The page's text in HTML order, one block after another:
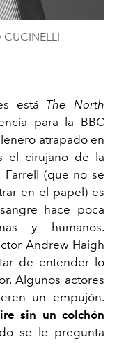
está The North
para la BBC
atrapado en
el cirujano de la
Farrell (que no se
en el papel) es
hace poca
y humanos.
Andrew Haigh
de entender lo
Algunos actores
un empujón.
sin un colchón
se le pregunta